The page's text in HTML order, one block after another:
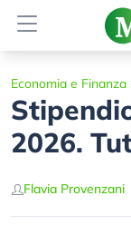
Economia e Finanza
2026.
Flavia Provenzani